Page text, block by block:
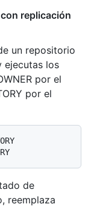
replicación
un repositorio
ejecutas los
por el
por el
de
reemplaza